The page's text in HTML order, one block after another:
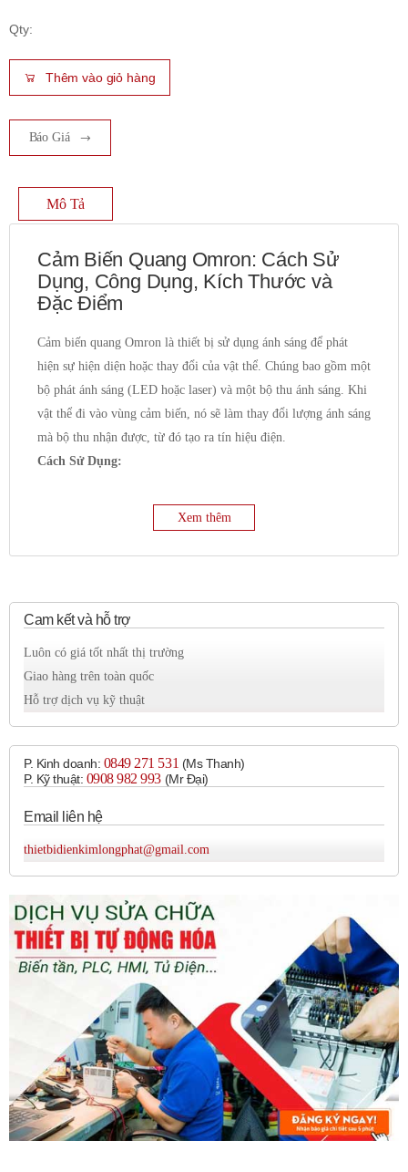
Qty:
Thêm vào giỏ hàng
Báo Giá
Mô Tả
Cảm Biến Quang Omron: Cách Sử
Dụng, Công Dụng, Kích Thước và
Đặc Điểm
Cảm biến quang Omron là thiết bị sử dụng ánh sáng để phát
hiện sự hiện diện hoặc thay đổi của vật thể. Chúng bao gồm một
bộ phát ánh sáng (LED hoặc laser) và một bộ thu ánh sáng. Khi
vật thể đi vào vùng cảm biến, nó sẽ làm thay đổi lượng ánh sáng
mà bộ thu nhận được, từ đó tạo ra tín hiệu điện.
Cách Sử Dụng:
cảm biến quang khác nhau, bao gồm:
Thu phát trực tiếp (Through-beam):
thu tách rời, vật thể được phát hiện khi chắn ngang
Phản xạ khuếch tán (Diffuse reflective):Bộ phát và
bộ thu tích hợp, phát hiện vật thể dựa trên ánh sáng
phản xạ từ bề mặt của nó.
Phản xạ gương (Retro-reflective):
tích hợp, sử dụng gương phản xạ để trả lại chùm sáng.
cảm biến và gương.
Thu phát hội tụ (Limited-reflective/Background
khả năng loại bỏ ảnh hưởng của nền phía sau.
khoảng cách đến vật thể.
Cảm biến sợi quang (Fiber optic sensor):
Sử dụng
sợi quang để dẫn ánh sáng đến và đi từ khu vực cảm
Cảm biến cần được lắp đặt chắc chắn tại vị trí
cần phát hiện vật thể. Đối với loại thu phát trực tiếp và
phản xạ gương, cần đảm bảo bộ phát và bộ thu (hoặc
gương phản xạ) được căn chỉnh chính xác.
Cài đặt và điều chỉnh:
Một số cảm biến có núm điều
chỉnh độ nhạy hoặc chế độ hoạt động (Light-ON/Dark-
Xem thêm
Cam kết và hỗ trợ
Luôn có giá tốt nhất thị trường
Giao hàng trên toàn quốc
Hỗ trợ dịch vụ kỹ thuật
P. Kinh doanh: 0849 271 531 (Ms Thanh)
P. Kỹ thuật: 0908 982 993​ (Mr Đại)
Email liên hệ
thietbidienkimlongphat@gmail.com